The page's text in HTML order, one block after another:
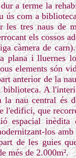
a terme la
ús com a
les tres naus de
els cossos
càmera de
plana i lluernes
elements són
anterior de la
A
la nau central és
l'edifici, que
espacial
los
de les guies
més de 2.000m².